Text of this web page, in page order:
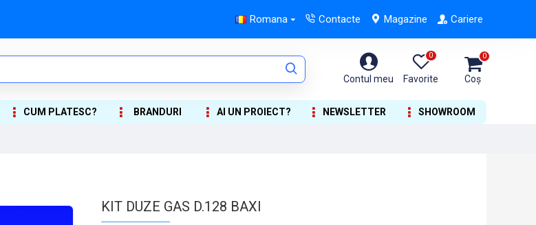
Romana Contacte Magazine Cariere
Contul meu Favorite
0
Coș
0
CUM PLATESC? BRANDURI AI UN PROIECT? NEWSLETTER SHOWROOM
KIT DUZE GAS D.128 BAXI